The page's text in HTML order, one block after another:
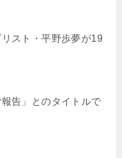
スト・平野歩夢が19
告」とのタイトルで